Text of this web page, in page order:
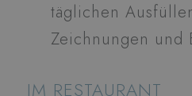
täglichen
Zeichnungen und
IM RESTAURANT